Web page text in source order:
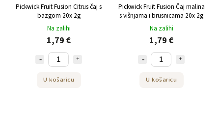
Pickwick Fruit Fusion Citrus čaj s
bazgom 20x 2g
Na zalihi
1,79 €
U košaricu
Pickwick Fruit Fusion Čaj malina
s višnjama i brusnicama 20x 2g
Na zalihi
1,79 €
U košaricu